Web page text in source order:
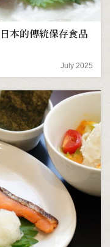
本的傳統保存食品
July 2025